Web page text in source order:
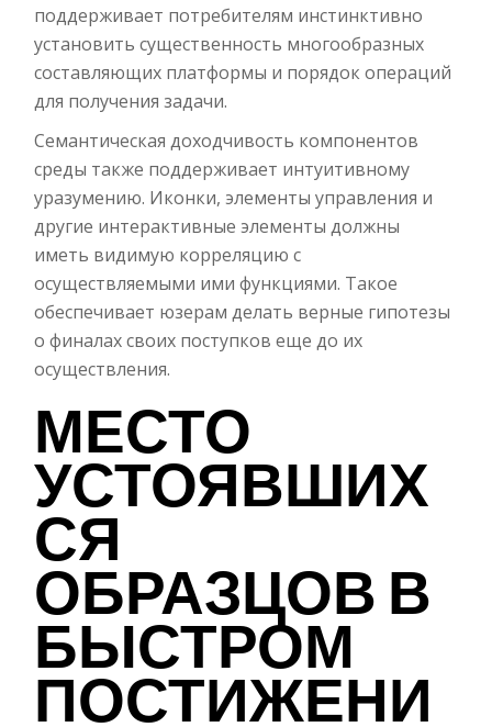
поддерживает потребителям инстинктивно
установить существенность многообразных
составляющих платформы и порядок операций
для получения задачи.
Семантическая доходчивость компонентов
среды также поддерживает интуитивному
уразумению. Иконки, элементы управления и
другие интерактивные элементы должны
иметь видимую корреляцию с
осуществляемыми ими функциями. Такое
обеспечивает юзерам делать верные гипотезы
о финалах своих поступков еще до их
осуществления.
МЕСТО
УСТОЯВШИХ
СЯ
ОБРАЗЦОВ В
БЫСТРОМ
ПОСТИЖЕНИ